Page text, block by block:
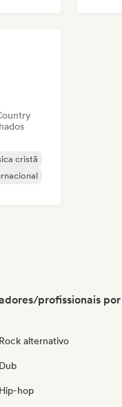
cristã
profissionais
alternativo
hop